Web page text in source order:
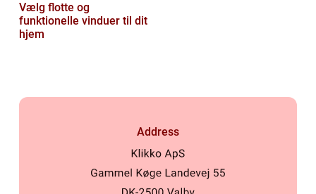
Vælg flotte og
funktionelle vinduer til dit
hjem
Address